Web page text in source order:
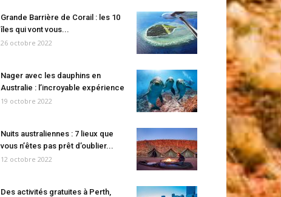
Grande Barrière de Corail : les 10
îles qui vont vous...
26 octobre 2022
Nager avec les dauphins en
Australie : l’incroyable expérience
19 octobre 2022
Nuits australiennes : 7 lieux que
vous n’êtes pas prêt d’oublier...
12 octobre 2022
Des activités gratuites à Perth,